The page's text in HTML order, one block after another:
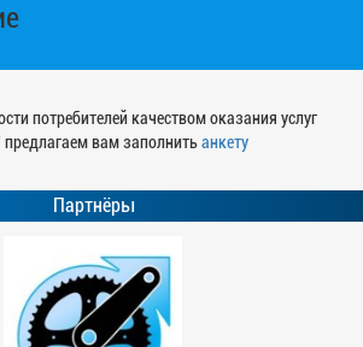
потребителей качеством оказания услуг
вам заполнитьанкету
Партнёры